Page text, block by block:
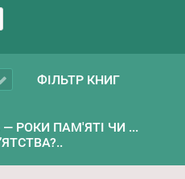
ФІЛЬТР КНИГ
— РОКИ ПАМ'ЯТІ ЧИ ...